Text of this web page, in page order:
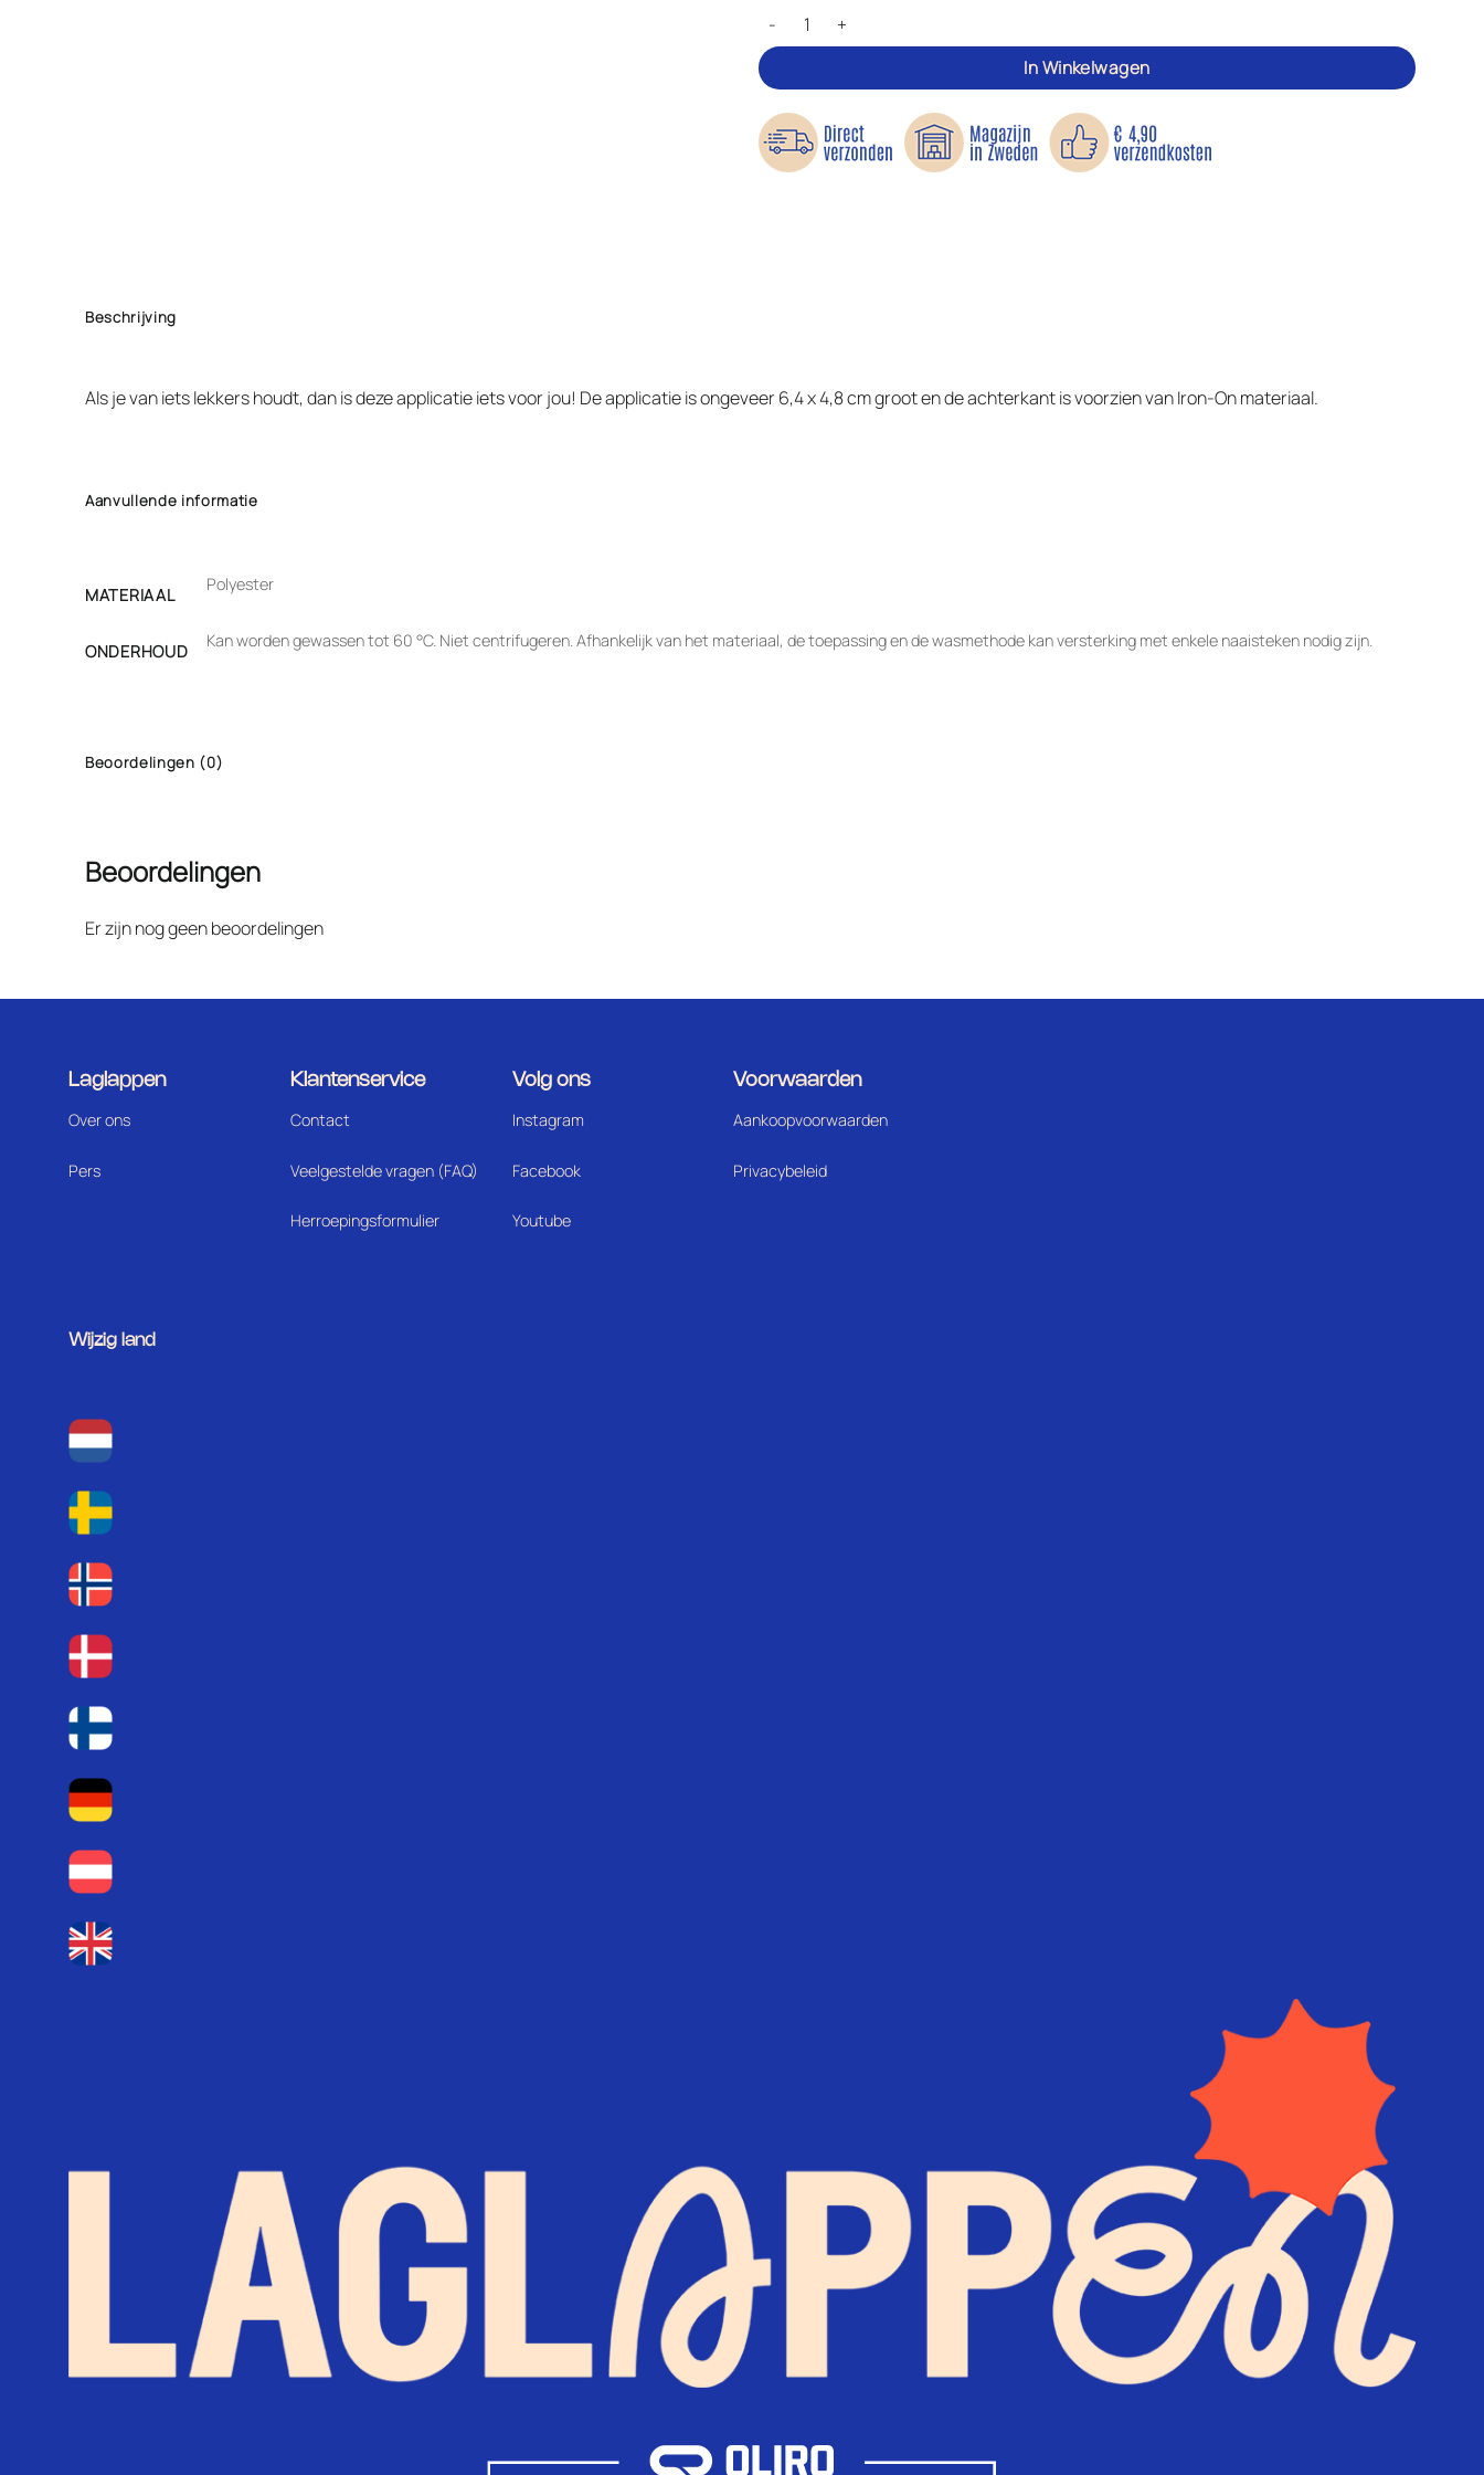
Heerlijke donut - Applicatie aantal
In Winkelwagen
Beschrijving
Als je van iets lekkers houdt, dan is deze applicatie iets voor jou! De applicatie is ongeveer 6,4 x 4,8 cm groot en de achterkant is voorzien van Iron-On materiaal.
Aanvullende informatie
MATERIAAL
Polyester
ONDERHOUD
Kan worden gewassen tot 60 °C. Niet centrifugeren. Afhankelijk van het materiaal, de toepassing en de wasmethode kan versterking met enkele naaisteken nodig zijn.
Beoordelingen (0)
Beoordelingen
Er zijn nog geen beoordelingen
Laglappen
Over ons
Pers
Klantenservice
Contact
Veelgestelde vragen (FAQ)
Herroepingsformulier
Volg ons
Instagram
Facebook
Youtube
Voorwaarden
Aankoopvoorwaarden
Privacybeleid
Wijzig land